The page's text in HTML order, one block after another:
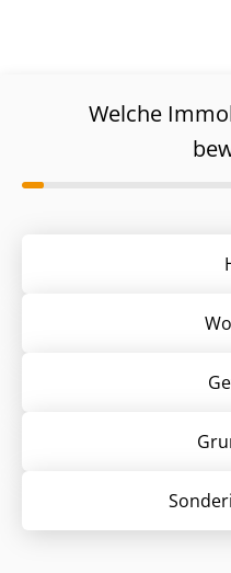
Welche